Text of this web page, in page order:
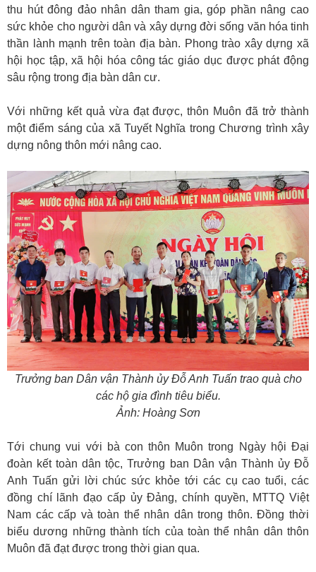
thu hút đông đảo nhân dân tham gia, góp phần nâng cao
sức khỏe cho người dân và xây dựng đời sống văn hóa tinh
thần lành mạnh trên toàn địa bàn. Phong trào xây dựng xã
hội học tập, xã hội hóa công tác giáo dục được phát động
sâu rộng trong địa bàn dân cư.
Với những kết quả vừa đạt được, thôn Muôn đã trở thành
một điểm sáng của xã Tuyết Nghĩa trong Chương trình xây
dựng nông thôn mới nâng cao.
Trưởng ban Dân vận Thành ủy Đỗ Anh Tuấn trao quà cho
các hộ gia đình tiêu biểu.
Ảnh: Hoàng Sơn
Tới chung vui với bà con thôn Muôn trong Ngày hội Đại
đoàn kết toàn dân tộc, Trưởng ban Dân vận Thành ủy Đỗ
Anh Tuấn gửi lời chúc sức khỏe tới các cụ cao tuổi, các
đồng chí lãnh đạo cấp ủy Đảng, chính quyền, MTTQ Việt
Nam các cấp và toàn thể nhân dân trong thôn. Đồng thời
biểu dương những thành tích của toàn thể nhân dân thôn
Muôn đã đạt được trong thời gian qua.